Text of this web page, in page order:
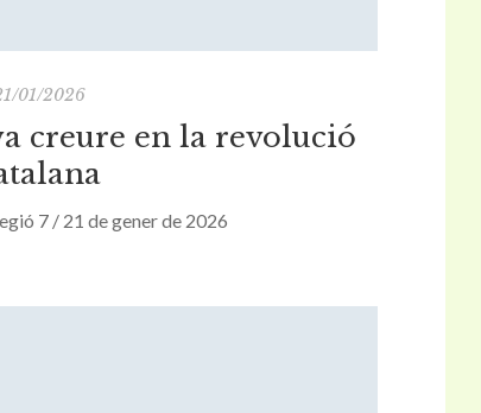
01/2026
creure en la revolució
7 / 21 de gener de 2026